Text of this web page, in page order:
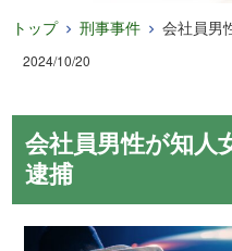
トップ 刑事事件 会社員男
2024/10/20
会社員男性が知人
逮捕